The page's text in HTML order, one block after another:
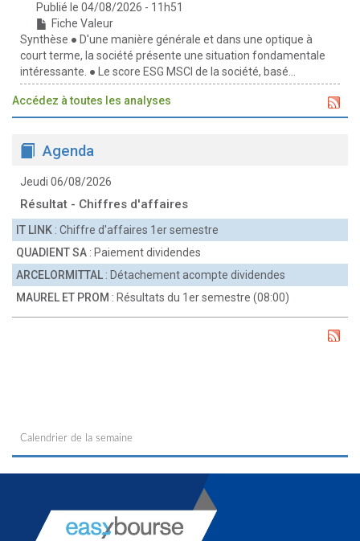
Publié le 04/08/2026 - 11h51
Fiche Valeur
Synthèse ● D'une manière générale et dans une optique à
court terme, la société présente une situation fondamentale
intéressante. ● Le score ESG MSCI de la société, basé...
Accédez à toutes les analyses
Agenda
Jeudi 06/08/2026
Résultat - Chiffres d'affaires
IT LINK : Chiffre d'affaires 1er semestre
QUADIENT SA : Paiement dividendes
ARCELORMITTAL : Détachement acompte dividendes
MAUREL ET PROM : Résultats du 1er semestre (08:00)
Calendrier de la semaine